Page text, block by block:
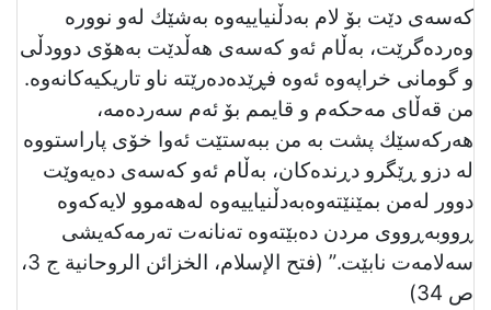
كەسەی دێت بۆ لام بەدڵنیاییەوە بەشێك لەو نوورە
وەردەگرێت، بەڵام ئەو كەسەی هەڵدێت بەهۆی دوودڵی
و گومانی خراپەوە ئەوە فڕێدەدەرێتە ناو تاریكیەكانەوە.
من قەڵای مەحكەم و قایمم بۆ ئەم سەردەمە،
هەركەسێك پشت بە من ببەستێت ئەوا خۆی پاراستووە
لە دزو ڕێگرو دڕنده‌كان، بەڵام ئەو كەسەی دەیەوێت
دوور لەمن بمێنێتەوەبەدڵنیاییەوە لەهەموو لایەكەوە
ڕووبەڕووی مردن دەبێتەوە تەنانەت تەرمەكەیشی
سەلامەت نابێت.” (فتح الإسلام، الخزائن الروحانية ج 3،
ص 34)